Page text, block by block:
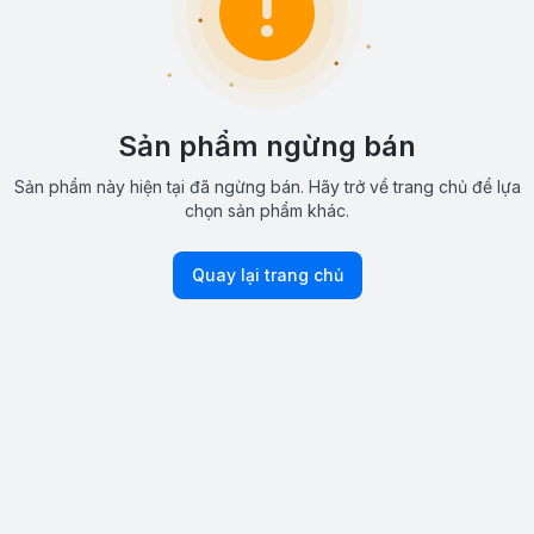
Sản phẩm ngừng bán
Sản phẩm này hiện tại đã ngừng bán. Hãy trở về trang chủ để lựa
chọn sản phẩm khác.
Quay lại trang chủ